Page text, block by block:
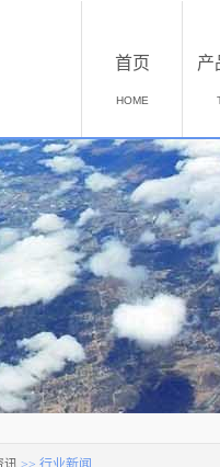
首页
HOME
产